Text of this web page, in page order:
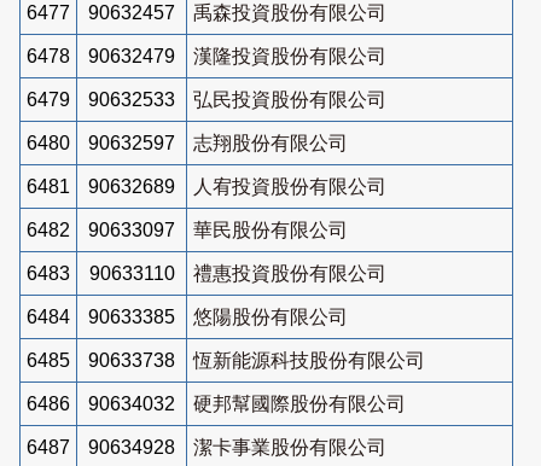
6477 90632457 禹森投資股份有限公司
6478 90632479 漢隆投資股份有限公司
6479 90632533 弘民投資股份有限公司
6480 90632597 志翔股份有限公司
6481 90632689 人宥投資股份有限公司
6482 90633097 華民股份有限公司
6483 90633110 禮惠投資股份有限公司
6484 90633385 悠陽股份有限公司
6485 90633738 恆新能源科技股份有限公司
6486 90634032 硬邦幫國際股份有限公司
6487 90634928 潔卡事業股份有限公司